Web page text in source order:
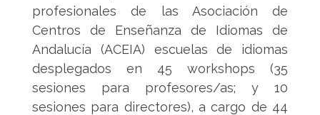
profesionales de las Asociación de
Centros de Enseñanza de Idiomas de
Andalucía (ACEIA) escuelas de idiomas
desplegados en 45 workshops (35
sesiones para profesores/as; y 10
sesiones para directores), a cargo de 44